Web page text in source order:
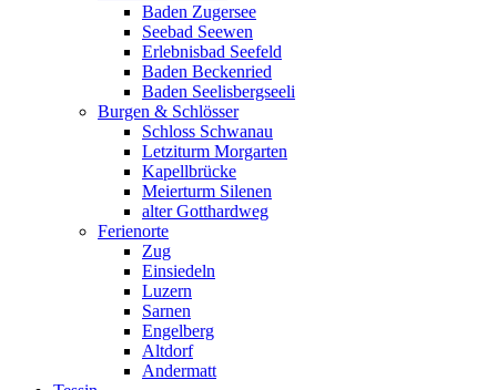
Baden Zugersee
Seebad Seewen
Erlebnisbad Seefeld
Baden Beckenried
Baden Seelisbergseeli
Burgen & Schlösser
Schloss Schwanau
Letziturm Morgarten
Kapellbrücke
Meierturm Silenen
alter Gotthardweg
Ferienorte
Zug
Einsiedeln
Luzern
Sarnen
Engelberg
Altdorf
Andermatt